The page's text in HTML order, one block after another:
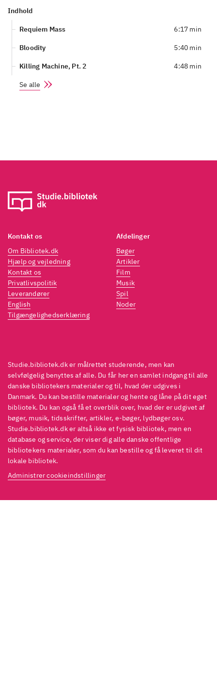
Indhold
Requiem Mass 6:17 min
Bloodity 5:40 min
Killing Machine, Pt. 2 4:48 min
Se alle
Studie.bibliotek.dk er målrettet studerende, men kan
selvfølgelig benyttes af alle. Du får her en samlet indgang til alle
danske bibliotekers materialer og til, hvad der udgives i
Danmark. Du kan bestille materialer og hente og låne på dit eget
bibliotek. Du kan også få et overblik over, hvad der er udgivet af
bøger, musik, tidsskrifter, artikler, e-bøger, lydbøger osv.
Studie.bibliotek.dk er altså ikke et fysisk bibliotek, men en
database og service, der viser dig alle danske offentlige
bibliotekers materialer, som du kan bestille og få leveret til dit
lokale bibliotek.
Administrer cookieindstillinger
Kontakt os
Om Bibliotek.dk
Hjælp og vejledning
Kontakt os
Privatlivspolitik
Leverandører
English
Tilgængelighedserklæring
Afdelinger
Bøger
Artikler
Film
Musik
Spil
Noder